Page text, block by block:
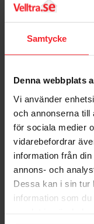
Samtycke
Denna webbplats
Vi använder
och annonserna till
för sociala medier
vidarebefordrar
information från
annons- och
Dessa kan i sin tur
information som
UL-märkt: Nej
LK PAL
3,2m Raka
485KR